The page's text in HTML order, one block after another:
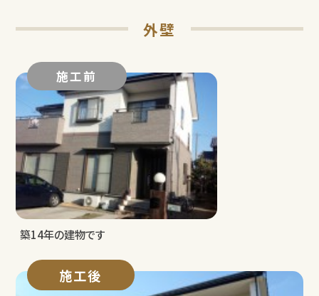
外壁
施工前
築14年の建物です
施工後